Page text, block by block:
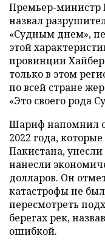
Премьер-министр
назвал
«Судным днем»,
этой
провинции
только в этом
по всей стране
«Это своего рода
Шариф напомнил
2022 года,
Пакистана,
нанесли
долларов. Он
катастрофы не
пересмотреть
берегах рек,
ошибкой.